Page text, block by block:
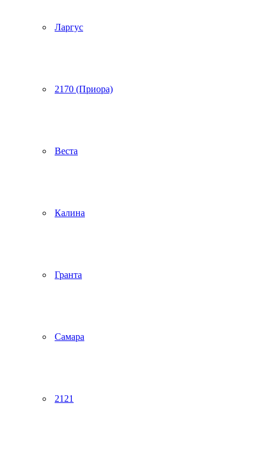
Ларгус
2170 (Приора)
Веста
Калина
Гранта
Самара
2121